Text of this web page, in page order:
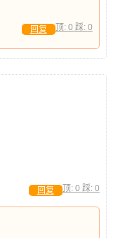
顶: 0 踩: 0
回复
顶: 0 踩: 0
回复